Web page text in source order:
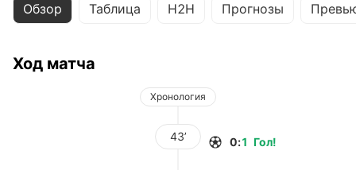
Обзор Таблица H2H Прогнозы
Ход матча
Хронология
43’ Гол!
0:1